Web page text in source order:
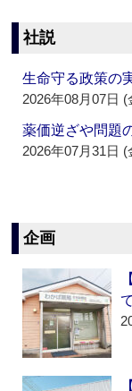
社説
生命守る政策の
2026年08月07日 (
薬価逆ざや問題
2026年07月31日 (
企画